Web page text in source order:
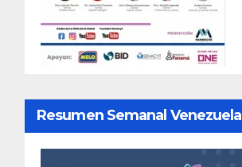
Resumen Semanal Venezuela